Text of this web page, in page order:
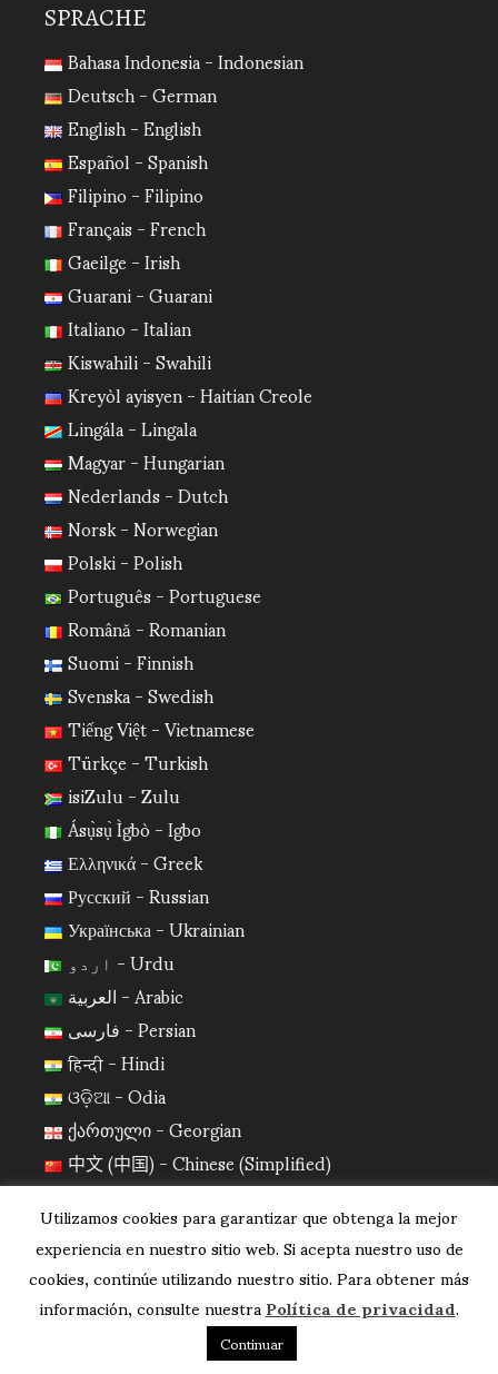
SPRACHE
Bahasa Indonesia - Indonesian
Deutsch - German
English - English
Español - Spanish
Filipino - Filipino
Français - French
Gaeilge - Irish
Guarani - Guarani
Italiano - Italian
Kiswahili - Swahili
Kreyòl ayisyen - Haitian Creole
Lingála - Lingala
Magyar - Hungarian
Nederlands - Dutch
Norsk - Norwegian
Polski - Polish
Português - Portuguese
Română - Romanian
Suomi - Finnish
Svenska - Swedish
Tiếng Việt - Vietnamese
Türkçe - Turkish
isiZulu - Zulu
Ásụ̀sụ̀ Ìgbò - Igbo
Ελληνικά - Greek
Русский - Russian
Українська - Ukrainian
اردو - Urdu
العربية - Arabic
فارسی - Persian
हिन्दी - Hindi
ଓଡ଼ିଆ - Odia
ქართული - Georgian
中文 (中国) - Chinese (Simplified)
日本語 - Japanese
한국어 - Korean
Utilizamos cookies para garantizar que obtenga la mejor
experiencia en nuestro sitio web. Si acepta nuestro uso de
cookies, continúe utilizando nuestro sitio. Para obtener más
información, consulte nuestraPolítica de privacidad.
Continuar